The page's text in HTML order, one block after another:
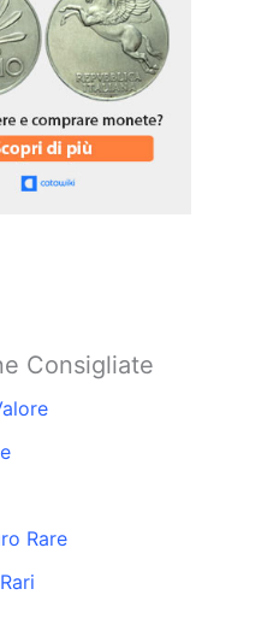
Consigliate
Rare